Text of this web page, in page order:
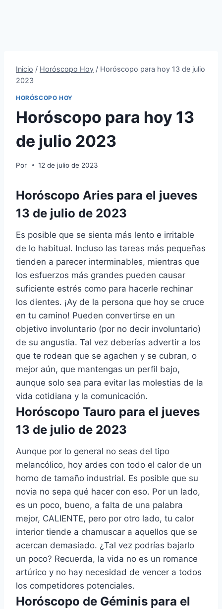
Inicio / Horóscopo Hoy / Horóscopo para hoy 13 de julio
2023
HORÓSCOPO HOY
Horóscopo para hoy 13
de julio 2023
Por 12 de julio de 2023
Horóscopo Aries para el jueves
13 de julio de 2023
Es posible que se sienta más lento e irritable
de lo habitual. Incluso las tareas más pequeñas
tienden a parecer interminables, mientras que
los esfuerzos más grandes pueden causar
suficiente estrés como para hacerle rechinar
los dientes. ¡Ay de la persona que hoy se cruce
en tu camino! Pueden convertirse en un
objetivo involuntario (por no decir involuntario)
de su angustia. Tal vez deberías advertir a los
que te rodean que se agachen y se cubran, o
mejor aún, que mantengas un perfil bajo,
aunque solo sea para evitar las molestias de la
vida cotidiana y la comunicación.
Horóscopo Tauro para el jueves
13 de julio de 2023
Aunque por lo general no seas del tipo
melancólico, hoy ardes con todo el calor de un
horno de tamaño industrial. Es posible que su
novia no sepa qué hacer con eso. Por un lado,
es un poco, bueno, a falta de una palabra
mejor, CALIENTE, pero por otro lado, tu calor
interior tiende a chamuscar a aquellos que se
acercan demasiado. ¿Tal vez podrías bajarlo
un poco? Recuerda, la vida no es un romance
artúrico y no hay necesidad de vencer a todos
los competidores potenciales.
Horóscopo de Géminis para el